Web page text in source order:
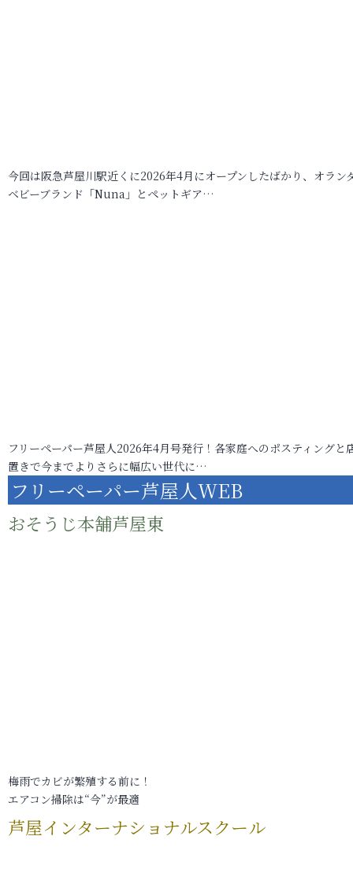
今回は阪急芦屋川駅近くに2026年4月にオープンしたばかり、オラン
ベビーブランド「Nuna」とペットギア…
フリーペーパー芦屋人2026年4月号発行！各家庭へのポスティングと
置きで今までよりさらに幅広い世代に…
フリーペーパー芦屋人WEB
おそうじ本舗芦屋東
梅雨でカビが繁殖する前に！
エアコン掃除は“今”が最適
芦屋インターナショナルスクール